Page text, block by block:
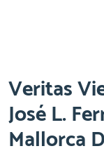
Veritas
José L.
Mallorca